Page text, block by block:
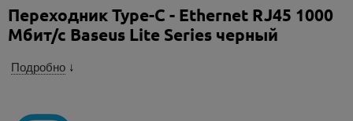
Переходник Type-C - Ethernet RJ45 1000
Мбит/с Baseus Lite Series черный
Подробно ↓